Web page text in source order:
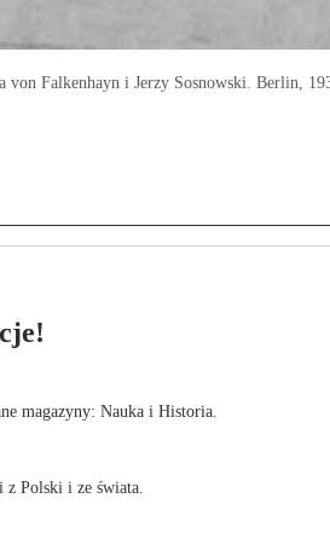
Falkenhayn i Jerzy Sosnowski. Berlin,
magazyny: Nauka i Historia.
z Polski i ze świata.